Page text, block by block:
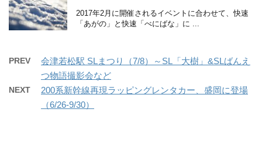
2017年2月に開催されるイベントに合わせて、快速
「あがの」と快速「べにばな」に ...
PREV
会津若松駅 SLまつり（7/8）～SL「大樹」&SLばんえ
つ物語撮影会など
NEXT
200系新幹線再現ラッピングレンタカー、盛岡に登場
（6/26-9/30）